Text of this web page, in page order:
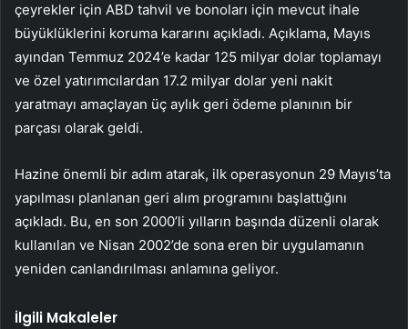
çeyrekler için ABD tahvil ve bonoları için mevcut ihale
büyüklüklerini koruma kararını açıkladı. Açıklama, Mayıs
ayından Temmuz 2024’e kadar 125 milyar dolar toplamayı
ve özel yatırımcılardan 17.2 milyar dolar yeni nakit
yaratmayı amaçlayan üç aylık geri ödeme planının bir
parçası olarak geldi.
Hazine önemli bir adım atarak, ilk operasyonun 29 Mayıs’ta
yapılması planlanan geri alım programını başlattığını
açıkladı. Bu, en son 2000’li yılların başında düzenli olarak
kullanılan ve Nisan 2002’de sona eren bir uygulamanın
yeniden canlandırılması anlamına geliyor.
İlgili Makaleler